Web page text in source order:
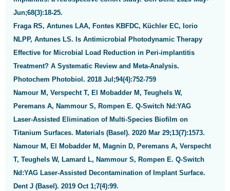
Jun;68(3):18-25.
Fraga RS, Antunes LAA, Fontes KBFDC, Küchler EC, Iorio
NLPP, Antunes LS. Is Antimicrobial Photodynamic Therapy
Effective for Microbial Load Reduction in Peri-implantitis
Treatment? A Systematic Review and Meta-Analysis.
Photochem Photobiol. 2018 Jul;94(4):752-759
Namour M, Verspecht T, El Mobadder M, Teughels W,
Peremans A, Nammour S, Rompen E. Q-Switch Nd:YAG
Laser-Assisted Elimination of Multi-Species Biofilm on
Titanium Surfaces. Materials (Basel). 2020 Mar 29;13(7):1573.
Namour M, El Mobadder M, Magnin D, Peremans A, Verspecht
T, Teughels W, Lamard L, Nammour S, Rompen E. Q-Switch
Nd:YAG Laser-Assisted Decontamination of Implant Surface.
Dent J (Basel). 2019 Oct 1;7(4):99.